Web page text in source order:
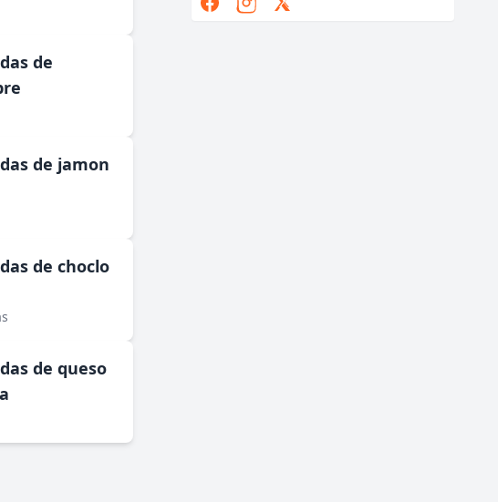
de
de jamon
de choclo
de queso